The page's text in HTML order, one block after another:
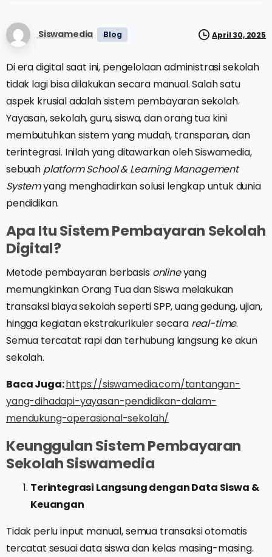
Siswamedia Blog April 30, 2025
Di era digital saat ini, pengelolaan administrasi sekolah
tidak lagi bisa dilakukan secara manual. Salah satu
aspek krusial adalah sistem pembayaran sekolah.
Yayasan, sekolah, guru, siswa, dan orang tua kini
membutuhkan sistem yang mudah, transparan, dan
terintegrasi. Inilah yang ditawarkan oleh Siswamedia,
sebuah platformSchool & Learning Management
Systemyang menghadirkan solusi lengkap untuk dunia
pendidikan.
Apa Itu Sistem Pembayaran Sekolah
Digital?
Metode pembayaran berbasis onlineyang
memungkinkan Orang Tua dan Siswa melakukan
transaksi biaya sekolah seperti SPP, uang gedung, ujian,
hingga kegiatan ekstrakurikuler secara real-time.
Semua tercatat rapi dan terhubung langsung ke akun
sekolah.
Baca Juga:https://siswamedia.com/tantangan-
yang-dihadapi-yayasan-pendidikan-dalam-
mendukung-operasional-sekolah/
Keunggulan Sistem Pembayaran
Sekolah Siswamedia
Terintegrasi Langsung dengan Data Siswa &
Keuangan
Tidak perlu input manual, semua transaksi otomatis
tercatat sesuai data siswa dan kelas masing-masing.